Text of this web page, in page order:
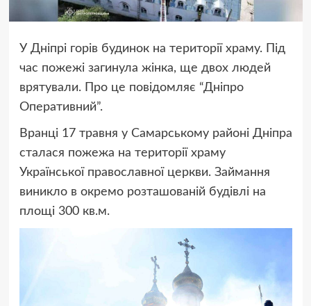
У Дніпрі горів будинок на території храму. Під
час пожежі загинула жінка, ще двох людей
врятували. Про це повідомляє “Дніпро
Оперативний”.
Вранці 17 травня у Самарському районі Дніпра
сталася пожежа на території храму
Української православної церкви. Займання
виникло в окремо розташованій будівлі на
площі 300 кв.м.